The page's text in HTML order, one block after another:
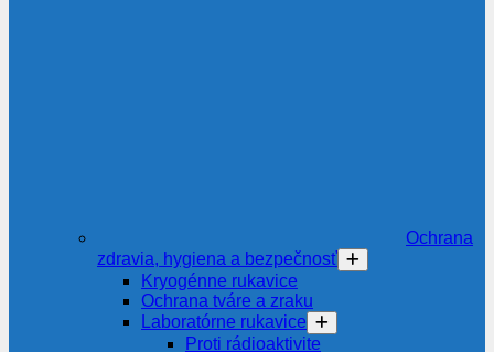
Ochrana
zdravia, hygiena a bezpečnosť
Kryogénne rukavice
Ochrana tváre a zraku
Laboratórne rukavice
Proti rádioaktivite